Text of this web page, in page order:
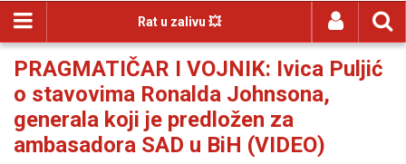
Rat u zalivu 💥
PRAGMATIČAR I VOJNIK: Ivica Puljić
o stavovima Ronalda Johnsona,
generala koji je predložen za
ambasadora SAD u BiH (VIDEO)